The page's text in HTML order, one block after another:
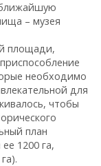
– музея
площади,
необходимо
для
чтобы
план
1200 га,